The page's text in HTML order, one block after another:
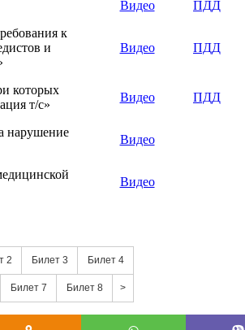
Видео
ПДД
к
и
Видео ПДД
которых
т/с»
Видео ПДД
нарушение
Видео
Видео